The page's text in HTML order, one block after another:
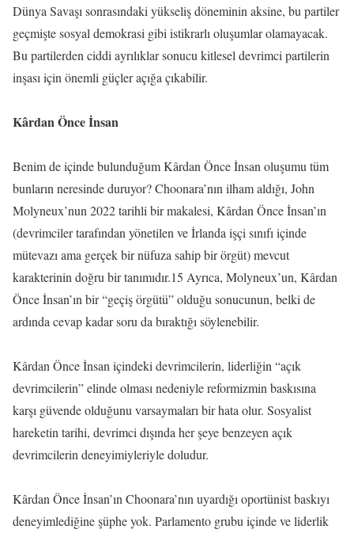
Dünya Savaşı sonrasındaki yükseliş döneminin aksine, bu partiler
geçmişte sosyal demokrasi gibi istikrarlı oluşumlar olamayacak.
Bu partilerden ciddi ayrılıklar sonucu kitlesel devrimci partilerin
inşası için önemli güçler açığa çıkabilir.
Kârdan Önce İnsan
Benim de içinde bulunduğum Kârdan Önce İnsan oluşumu tüm
bunların neresinde duruyor? Choonara’nın ilham aldığı, John
Molyneux’nun 2022 tarihli bir makalesi, Kârdan Önce İnsan’ın
(devrimciler tarafından yönetilen ve İrlanda işçi sınıfı içinde
mütevazı ama gerçek bir nüfuza sahip bir örgüt) mevcut
karakterinin doğru bir tanımıdır.15 Ayrıca, Molyneux’un, Kârdan
Önce İnsan’ın bir “geçiş örgütü” olduğu sonucunun, belki de
ardında cevap kadar soru da bıraktığı söylenebilir.
Kârdan Önce İnsan içindeki devrimcilerin, liderliğin “açık
devrimcilerin” elinde olması nedeniyle reformizmin baskısına
karşı güvende olduğunu varsaymaları bir hata olur. Sosyalist
hareketin tarihi, devrimci dışında her şeye benzeyen açık
devrimcilerin deneyimiyleriyle doludur.
Kârdan Önce İnsan’ın Choonara’nın uyardığı oportünist baskıyı
deneyimlediğine şüphe yok. Parlamento grubu içinde ve liderlik